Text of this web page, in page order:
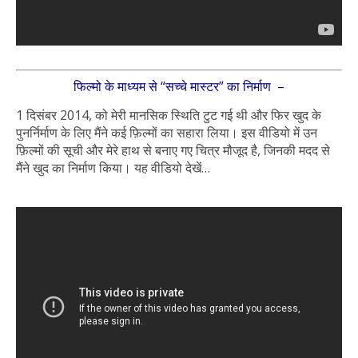
फिल्मो के माध्यम से “सच्चे मास्टर” का निर्माण –
1 दिसंबर 2014, को मेरी मानसिक स्थिति टुट गई थी और फिर खुद के
पुनर्निर्माण के लिए मैंने कई फ़िल्मों का सहारा लिया। इस वीडियो में उन
फ़िल्मों की सूची और मेरे हाथ से बनाए गए चित्र मौजूद है, जिनकी मदद से
मैंने खुद का निर्माण किया। यह वीडियो देखें…